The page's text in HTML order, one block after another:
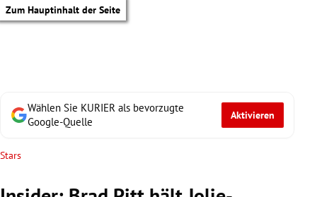
Zum Hauptinhalt der Seite
Wählen Sie KURIER als bevorzugte
Google-Quelle
Aktivieren
Stars